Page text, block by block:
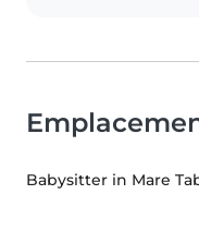
Babysitter in Mare